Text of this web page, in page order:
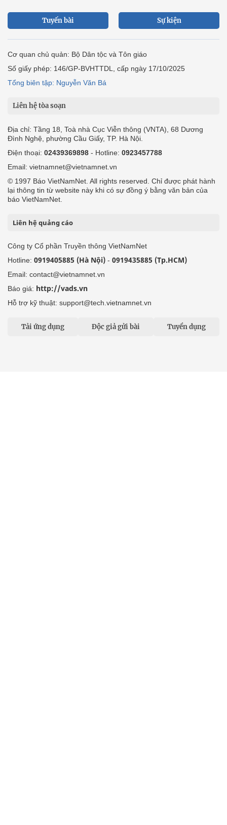
Tuyến bài Sự kiện
Cơ quan chủ quản: Bộ Dân tộc và Tôn giáo
Số giấy phép: 146/GP-BVHTTDL, cấp ngày 17/10/2025
Tổng biên tập: Nguyễn Văn Bá
Liên hệ tòa soạn
Địa chỉ: Tầng 18, Toà nhà Cục Viễn thông (VNTA), 68 Dương
Đình Nghệ, phường Cầu Giấy, TP. Hà Nội.
Điện thoại: 02439369898 - Hotline: 0923457788
Email: vietnamnet@vietnamnet.vn
© 1997 Báo VietNamNet. All rights reserved. Chỉ được phát hành
lại thông tin từ website này khi có sự đồng ý bằng văn bản của
báo VietNamNet.
Liên hệ quảng cáo
Công ty Cổ phần Truyền thông VietNamNet
Hotline: 0919405885 (Hà Nội) - 0919435885 (Tp.HCM)
Email: contact@vietnamnet.vn
Báo giá: http://vads.vn
Hỗ trợ kỹ thuật: support@tech.vietnamnet.vn
Tải ứng dụng Độc giả gửi bài Tuyển dụng